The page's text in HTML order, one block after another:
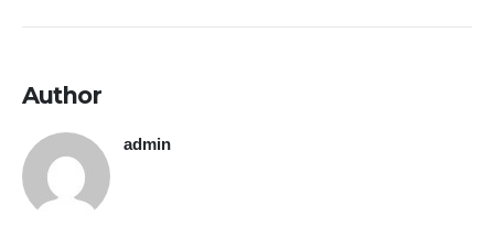
Author
admin